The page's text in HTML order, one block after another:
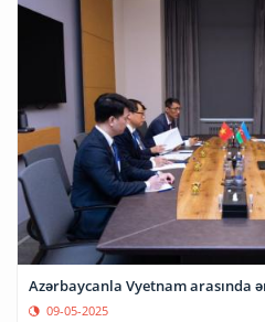
Azərbaycanla Vyetnam arasında
09-05-2025